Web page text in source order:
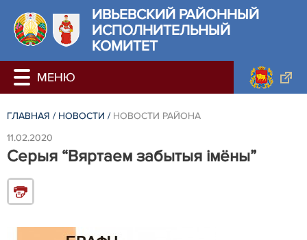
ИВЬЕВСКИЙ РАЙОННЫЙ
ИСПОЛНИТЕЛЬНЫЙ
КОМИТЕТ
ГЛАВНАЯ / НОВОСТИ / НОВОСТИ РАЙОНА
11.02.2020
Серыя “Вяртаем забытыя імёны”